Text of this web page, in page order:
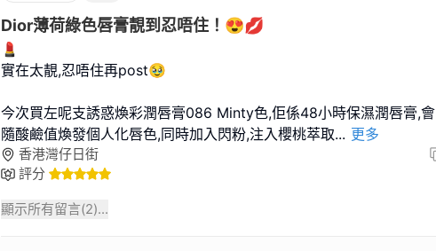
Dior薄荷綠色唇膏靚到忍唔住！😍💋
💄
實在太靚,忍唔住再post🥹
今次買左呢支誘惑煥彩潤唇膏086 Minty色,佢係48小時保濕潤唇膏,會
隨酸鹼值煥發個人化唇色,同時加入閃粉,注入櫻桃萃取... 更多
香港灣仔日街
評分
顯示所有留言(2)...